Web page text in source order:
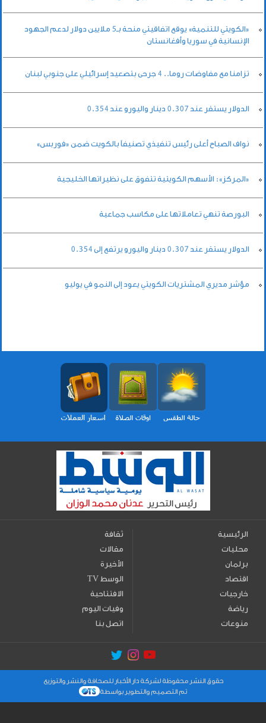
«الكويتي للتنمية» يوقع اتفاقيتي منحة بـ5 ملايين دولار لدعم الجهود
الإنسانية في سوريا وأفغانستان
تزامنا مع مفاوضات روما.. 4 جرحى بتصعيد إسرائيلي على جنوبي لبنان
الدولار يستقر عند 0.307 دينار واليورو عند 0.354
نواف الصباح أعلى رئيس تنفيذي تصنيفاً بالكويت ضمن «فوربس»
«المركز»: الأسهم الكويتية تتفوق على نظيراتها الخليجية
البورصة تنهي تعاملاتها على مكاسب جماعية
الدولار يستقر عند 0.307 دينار واليورو يرتفع إلى 0.354
مؤشر مديري المشتريات الكويتي يعود إلى النمو في يوليو
الرئيسية
محليات
برلمان
اقتصاد
خارجيات
رياضة
منوعات
ثقافة
مقالات
الأخيرة
TV الوسط
الافتتاحية
وفيات اليوم
اتصل بنا
حقوق النشر محفوظة لشركة دار الأخبار للصحافة والنشر والتوزيع
تم التصميم والتطوير بواسطة